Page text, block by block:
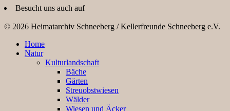
Besucht uns auch auf
© 2026 Heimatarchiv Schneeberg / Kellerfreunde Schneeberg e.V.
Home
Natur
Kulturlandschaft
Bäche
Gärten
Streuobstwiesen
Wälder
Wiesen und Äcker